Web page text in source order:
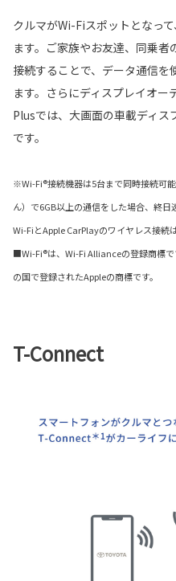
クルマがWi-Fiスポットとなっ
ます。ご家族やお友達、同乗
接続することで、データ通信
ます。さらにディスプレイオー
Plusでは、大画面の車載ディ
です。
※Wi-Fi®接続機器は5台まで同時接続可
ん）で6GB以上の通信をした場合、終
Wi-FiとApple CarPlayのワイヤレス接続
■Wi-Fi®は、Wi-Fi Allianceの登録商標
の国で登録されたAppleの商標です。
T-Connect